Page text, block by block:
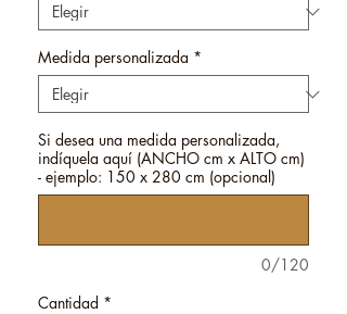
Medida personalizada *
Si desea una medida personalizada,
indíquela aquí (ANCHO cm x ALTO cm)
- ejemplo: 150 x 280 cm (opcional)
0/120
Cantidad *